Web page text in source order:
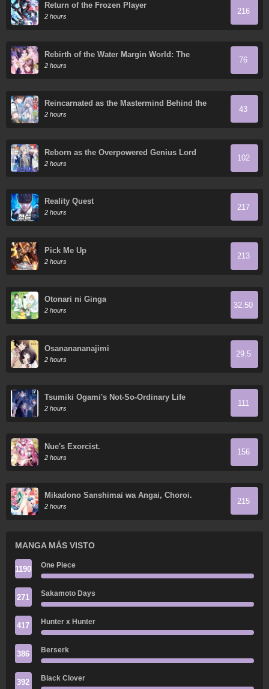
Return of the Frozen Player
2 hours
216
Rebirth of the Water Margin World: The
Strongest Wu Dalang
2 hours
76
Reincarnated as the Mastermind Behind the
Story
2 hours
43
Reborn as the Overpowered Genius Lord
2 hours
102
Reality Quest
2 hours
217
Pick Me Up
2 hours
213
Otonari ni Ginga
2 hours
32.50
Osananananajimi
2 hours
29.5
Tsumiki Ogami's Not-So-Ordinary Life
2 hours
111
Nue's Exorcist.
2 hours
156
Mikadono Sanshimai wa Angai, Choroi.
2 hours
215
MANGA MÁS VISTO
1190 One Piece
271 Sakamoto Days
417 Hunter x Hunter
386 Berserk
392 Black Clover